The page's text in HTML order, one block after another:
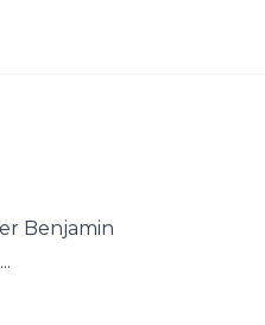
Benjamin